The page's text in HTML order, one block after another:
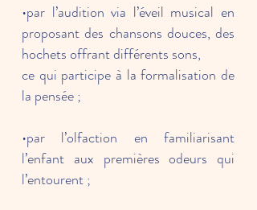
•par l’audition via l’éveil musical en
proposant des chansons douces, des
hochets offrant différents sons,
ce qui participe à la formalisation de
la pensée ;
•par l’olfaction en familiarisant
l’enfant aux premières odeurs qui
l’entourent ;